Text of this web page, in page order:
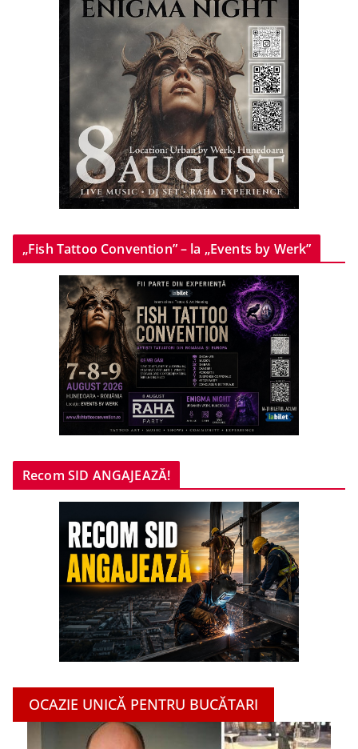
„Fish Tattoo Convention” – la „Events by Werk”
Recom SID ANGAJEAZĂ!
OCAZIE UNICĂ PENTRU BUCĂTARI